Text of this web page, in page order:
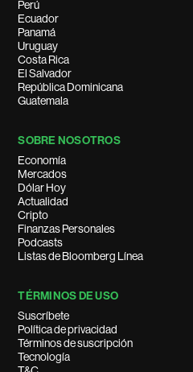
Perú
Ecuador
Panamá
Uruguay
Costa Rica
El Salvador
República Dominicana
Guatemala
SOBRE NOSOTROS
Economía
Mercados
Dólar Hoy
Actualidad
Cripto
Finanzas Personales
Podcasts
Listas de Bloomberg Línea
TÉRMINOS DE USO
Suscríbete
Política de privacidad
Términos de suscripción
Tecnología